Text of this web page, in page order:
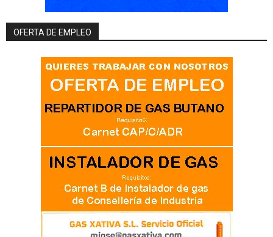
OFERTA DE EMPLEO